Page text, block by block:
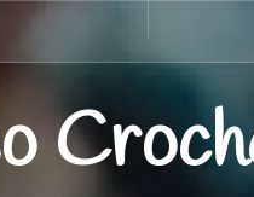
medidas